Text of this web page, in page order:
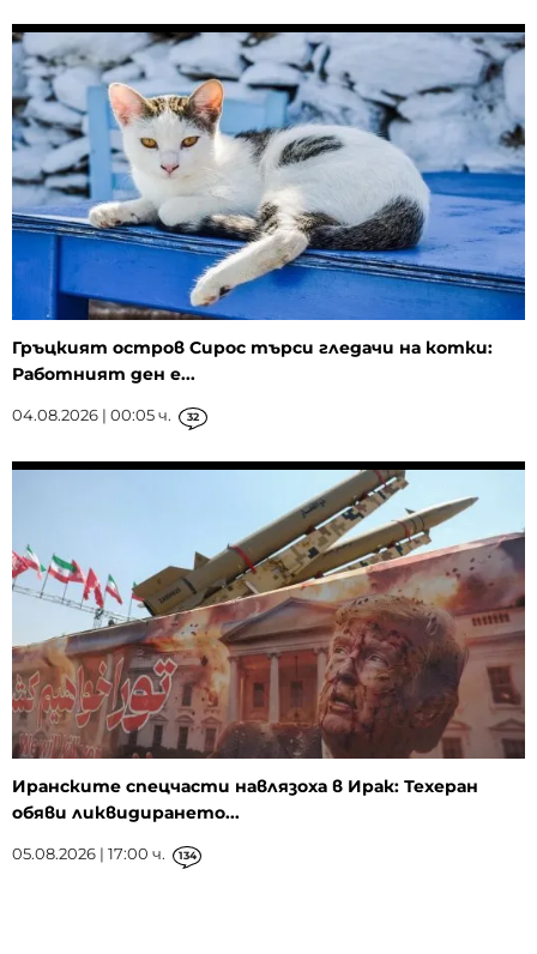
Гръцкият остров Сирос търси гледачи на котки:
Работният ден е...
04.08.2026 | 00:05 ч. 32
Иранските спецчасти навлязоха в Ирак: Техеран
обяви ликвидирането...
05.08.2026 | 17:00 ч. 134